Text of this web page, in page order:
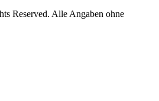
Reserved. Alle Angaben ohne